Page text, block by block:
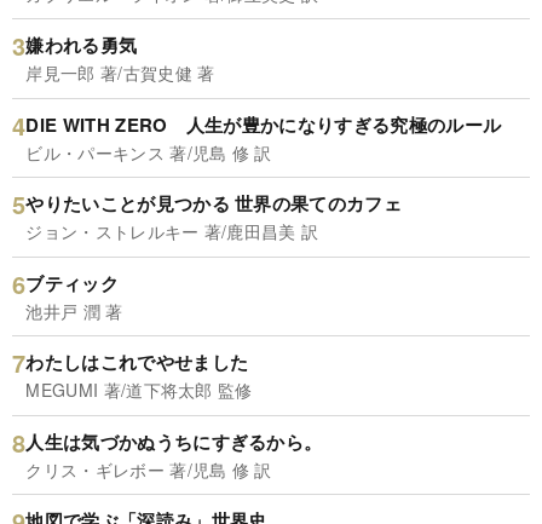
嫌われる勇気
岸見一郎 著/古賀史健 著
DIE WITH ZERO 人生が豊かになりすぎる究極のルール
ビル・パーキンス 著/児島 修 訳
やりたいことが見つかる 世界の果てのカフェ
ジョン・ストレルキー 著/鹿田昌美 訳
ブティック
池井戸 潤 著
わたしはこれでやせました
MEGUMI 著/道下将太郎 監修
人生は気づかぬうちにすぎるから。
クリス・ギレボー 著/児島 修 訳